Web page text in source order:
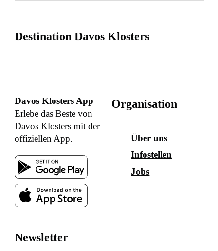
Destination Davos Klosters
Davos Klosters App
Erlebe das Beste von
Davos Klosters mit der
offiziellen App.
Organisation
Über uns
Infostellen
Jobs
Newsletter